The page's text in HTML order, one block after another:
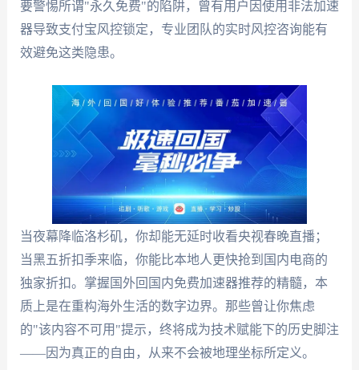
要警惕所谓"永久免费"的陷阱，曾有用户因使用非法加速
器导致支付宝风控锁定，专业团队的实时风控咨询能有
效避免这类隐患。
当夜幕降临洛杉矶，你却能无延时收看央视春晚直播；
当黑五折扣季来临，你能比本地人更快抢到国内电商的
独家折扣。掌握国外回国内免费加速器推荐的精髓，本
质上是在重构海外生活的数字边界。那些曾让你焦虑
的"该内容不可用"提示，终将成为技术赋能下的历史脚注
——因为真正的自由，从来不会被地理坐标所定义。